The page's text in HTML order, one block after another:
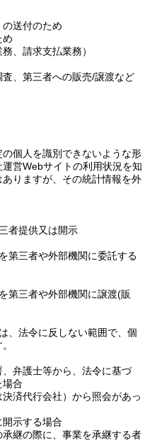
の送付のため
め
、請求支払業務）
、第三者への販売/譲渡など
個人を識別できないような形
営Webサイトの利用状況を知
りますが、その統計情報を外
者提供又は開示
第三者や外部機関に委託する
第三者や外部機関に譲渡(販
、法令に反しない範囲で、個
、弁護士等から、法令に基づ
場合
済代行会社）から照会があっ
開示する場合
継の際に、事業を承継する者